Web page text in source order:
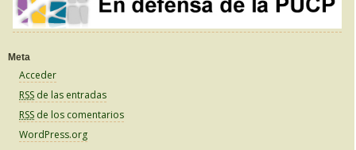
Meta
Acceder
RSS de las entradas
RSS de los comentarios
WordPress.org